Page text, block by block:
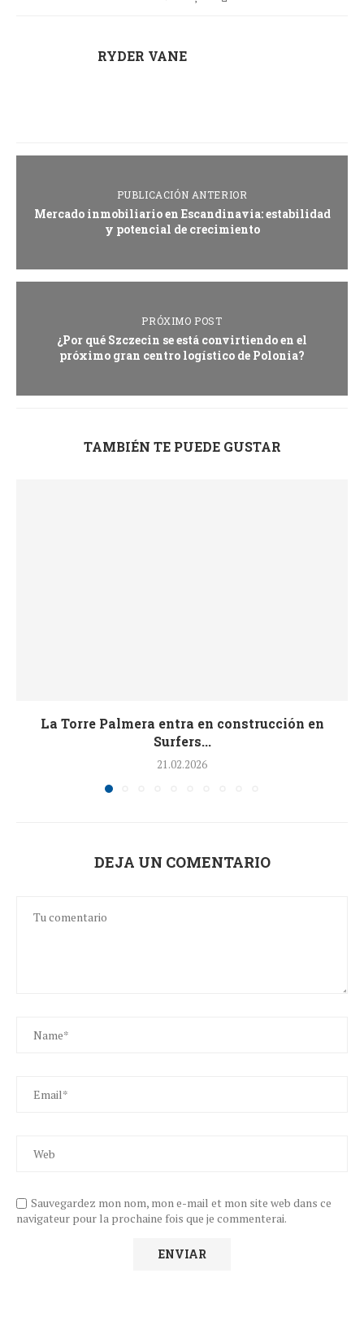
RYDER VANE
PUBLICACIÓN ANTERIOR
Mercado inmobiliario en Escandinavia: estabilidad
y potencial de crecimiento
PRÓXIMO POST
¿Por qué Szczecin se está convirtiendo en el
próximo gran centro logístico de Polonia?
TAMBIÉN TE PUEDE GUSTAR
La Torre Palmera entra en construcción en
Surfers...
21.02.2026
DEJA UN COMENTARIO
Sauvegardez mon nom, mon e-mail et mon site web dans ce
navigateur pour la prochaine fois que je commenterai.